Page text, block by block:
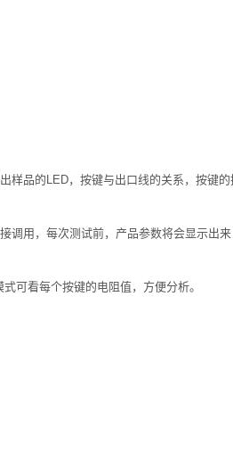
的LED，按键与出口线的关系，按键
调用，每次测试前，产品参数将会显示出来
可看每个按键的电阻值，方便分析。